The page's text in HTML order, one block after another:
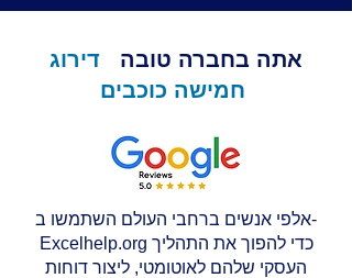
אתה בחברה טובה
דירוג
חמישה כוכבים
אלפי אנשים ברחבי העולם השתמשו ב-
Excelhelp.org כדי להפוך את התהליך
העסקי שלהם לאוטומטי, ליצור דוחות